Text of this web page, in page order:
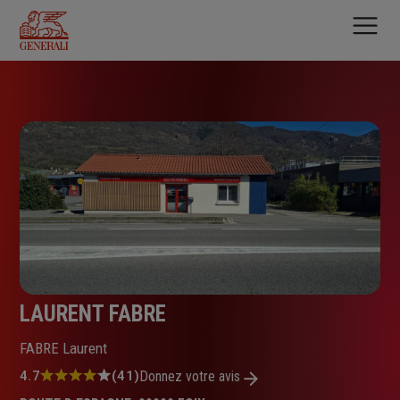
contenu
principal
LAURENT FABRE
FABRE Laurent
Note
4.7 (41)Donnez votre avis